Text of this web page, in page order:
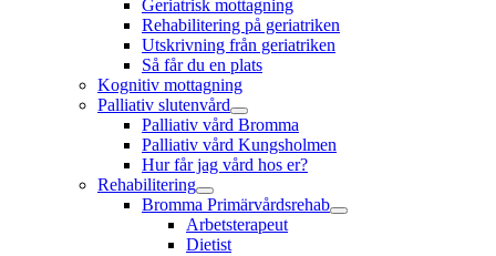
Geriatrisk mottagning
Rehabilitering på geriatriken
Utskrivning från geriatriken
Så får du en plats
Kognitiv mottagning
Palliativ slutenvård
Palliativ vård Bromma
Palliativ vård Kungsholmen
Hur får jag vård hos er?
Rehabilitering
Bromma Primärvårdsrehab
Arbetsterapeut
Dietist